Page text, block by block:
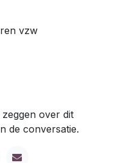
vzw
over dit
de conversatie.